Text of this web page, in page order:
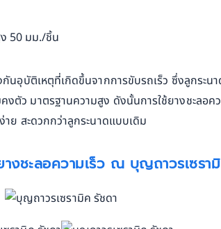
50 มม./ชิ้น
นอุบัติเหตุที่เกิดขึ้นจากการขับรถเร็ว ซึ่งลูกระ
ว มาตรฐานความสูง ดังนั้นการใช้ยางชะลอคว
ย สะดวกกว่าลูกระนาดแบบเดิม
งชะลอความเร็ว ณ บุญถาวรเซรา